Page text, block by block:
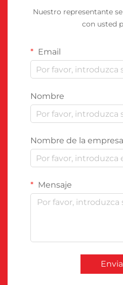
Nuestro representante
con usted
Email
Nombre
Nombre de la empresa
Mensaje